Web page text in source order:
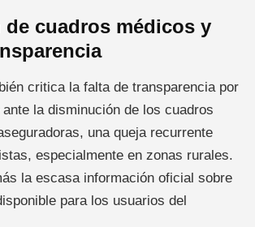
de cuadros médicos y
critica la falta de transparencia por
la disminución de los cuadros
una queja recurrente
especialmente en zonas rurales.
la escasa información oficial sobre
para los usuarios del